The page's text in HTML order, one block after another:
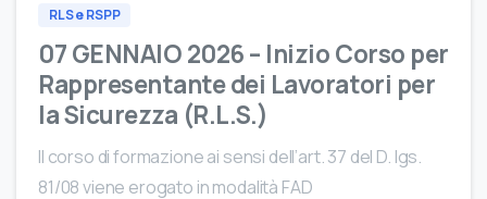
RLS e RSPP
07 GENNAIO 2026 – Inizio Corso per
Rappresentante dei Lavoratori per
la Sicurezza (R.L.S.)
Il corso di formazione ai sensi dell’art. 37 del D. lgs.
81/08 viene erogato in modalità FAD